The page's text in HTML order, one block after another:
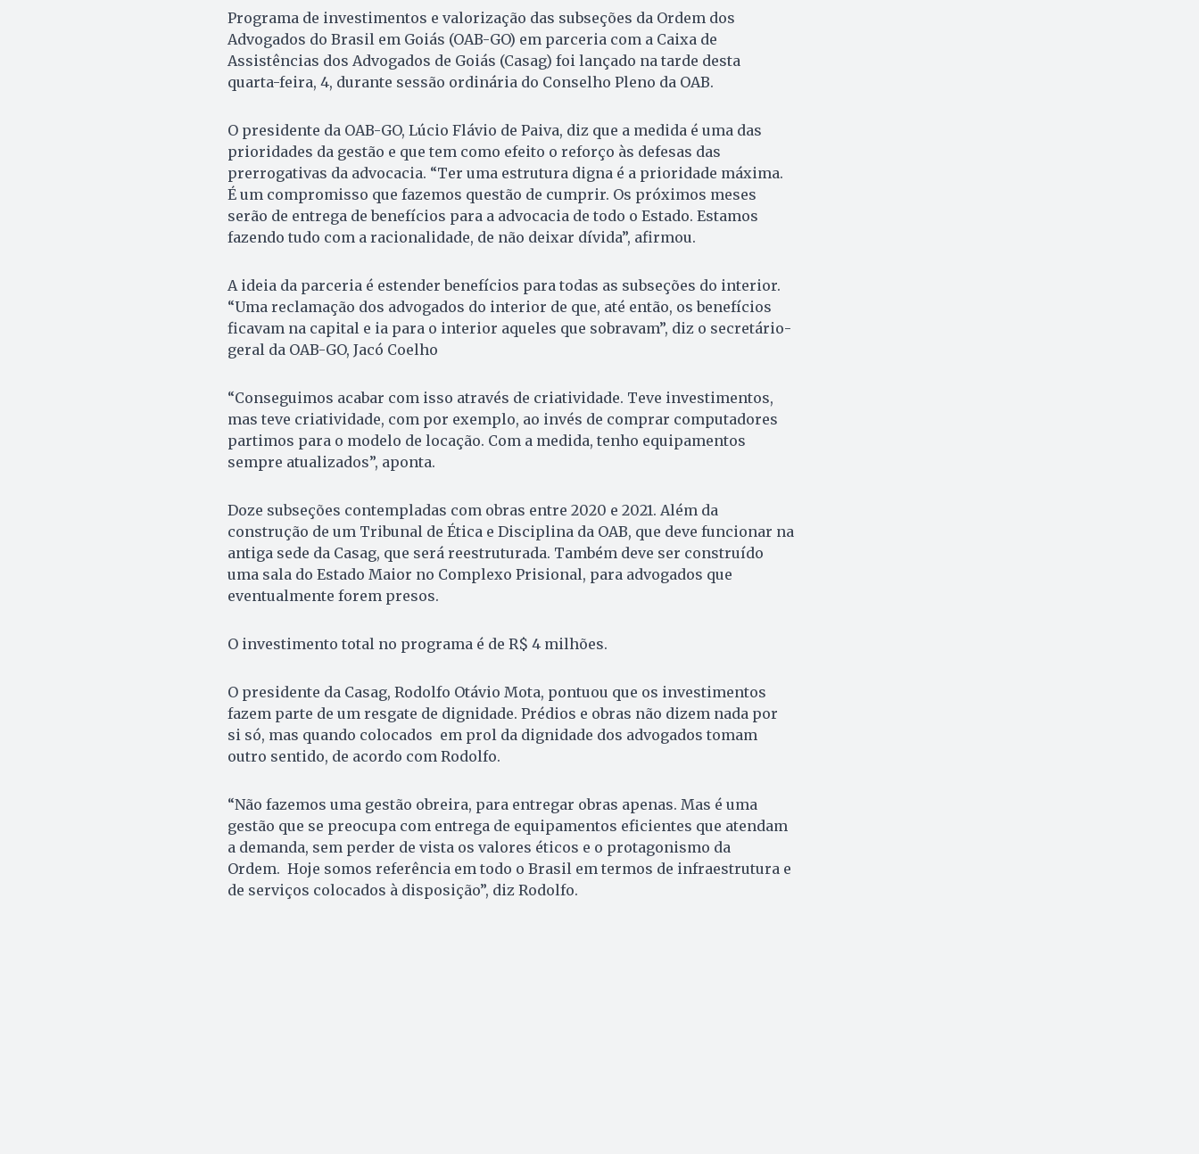
Programa de investimentos e valorização das subseções da Ordem dos
Advogados do Brasil em Goiás (OAB-GO) em parceria com a Caixa de
Assistências dos Advogados de Goiás (Casag) foi lançado na tarde desta
quarta-feira, 4, durante sessão ordinária do Conselho Pleno da OAB.
O presidente da OAB-GO, Lúcio Flávio de Paiva, diz que a medida é uma das
prioridades da gestão e que tem como efeito o reforço às defesas das
prerrogativas da advocacia. “Ter uma estrutura digna é a prioridade máxima.
É um compromisso que fazemos questão de cumprir. Os próximos meses
serão de entrega de benefícios para a advocacia de todo o Estado. Estamos
fazendo tudo com a racionalidade, de não deixar dívida”, afirmou.
A ideia da parceria é estender benefícios para todas as subseções do interior.
“Uma reclamação dos advogados do interior de que, até então, os benefícios
ficavam na capital e ia para o interior aqueles que sobravam”, diz o secretário-
geral da OAB-GO, Jacó Coelho
“Conseguimos acabar com isso através de criatividade. Teve investimentos,
mas teve criatividade, com por exemplo, ao invés de comprar computadores
partimos para o modelo de locação. Com a medida, tenho equipamentos
sempre atualizados”, aponta.
Doze subseções contempladas com obras entre 2020 e 2021. Além da
construção de um Tribunal de Ética e Disciplina da OAB, que deve funcionar na
antiga sede da Casag, que será reestruturada. Também deve ser construído
uma sala do Estado Maior no Complexo Prisional, para advogados que
eventualmente forem presos.
O investimento total no programa é de R$ 4 milhões.
O presidente da Casag, Rodolfo Otávio Mota, pontuou que os investimentos
fazem parte de um resgate de dignidade. Prédios e obras não dizem nada por
si só, mas quando colocados em prol da dignidade dos advogados tomam
outro sentido, de acordo com Rodolfo.
“Não fazemos uma gestão obreira, para entregar obras apenas. Mas é uma
gestão que se preocupa com entrega de equipamentos eficientes que atendam
a demanda, sem perder de vista os valores éticos e o protagonismo da
Ordem. Hoje somos referência em todo o Brasil em termos de infraestrutura e
de serviços colocados à disposição”, diz Rodolfo.